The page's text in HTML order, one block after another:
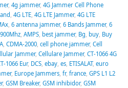
, 4g jammer, 4G Jammer Cell Phone
4G LTE, 4G LTE Jammer, 4G LTE
, 6 antenna jammer, 6 Bands Jammer, 6
900Mhz, AMPS, best jammer, Bg buy, Buy
, CDMA-2000, cell phone jammer, Cell
Jammer, Cellulare Jammer, CT-1066 4G
1066 Eur, DCS, ebay, es, ETISALAT, euro
, Europe Jammers, fr, france, GPS L1 L2
, GSM Breaker, GSM inhibidor, GSM